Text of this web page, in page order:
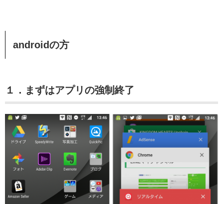
androidの方
１．まずはアプリの強制終了